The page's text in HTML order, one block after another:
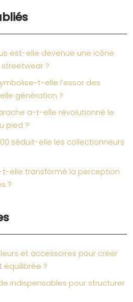
est-elle devenue une icône
?
t-elle l’essor des
génération ?
a-t-elle révolutionné le
pied ?
séduit-elle les collectionneurs
t-elle transformé la perception
?
et accessoires pour créer
?
indispensables pour structurer